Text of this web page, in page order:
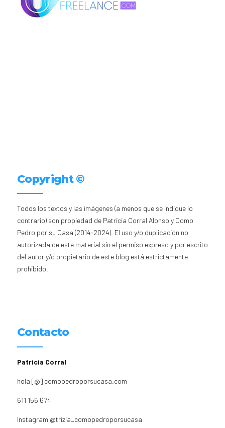
Copyright ©
Todos los textos y las imágenes (a menos que se indique lo
contrario) son propiedad de Patricia Corral Alonso y Como
Pedro por su Casa (2014-2024). El uso y/o duplicación no
autorizada de este material sin el permiso expreso y por escrito
del autor y/o propietario de este blog está estrictamente
prohibido.
Contacto
Patricia Corral
hola [@] comopedroporsucasa.com
611 156 674
Instagram @trizia_comopedroporsucasa